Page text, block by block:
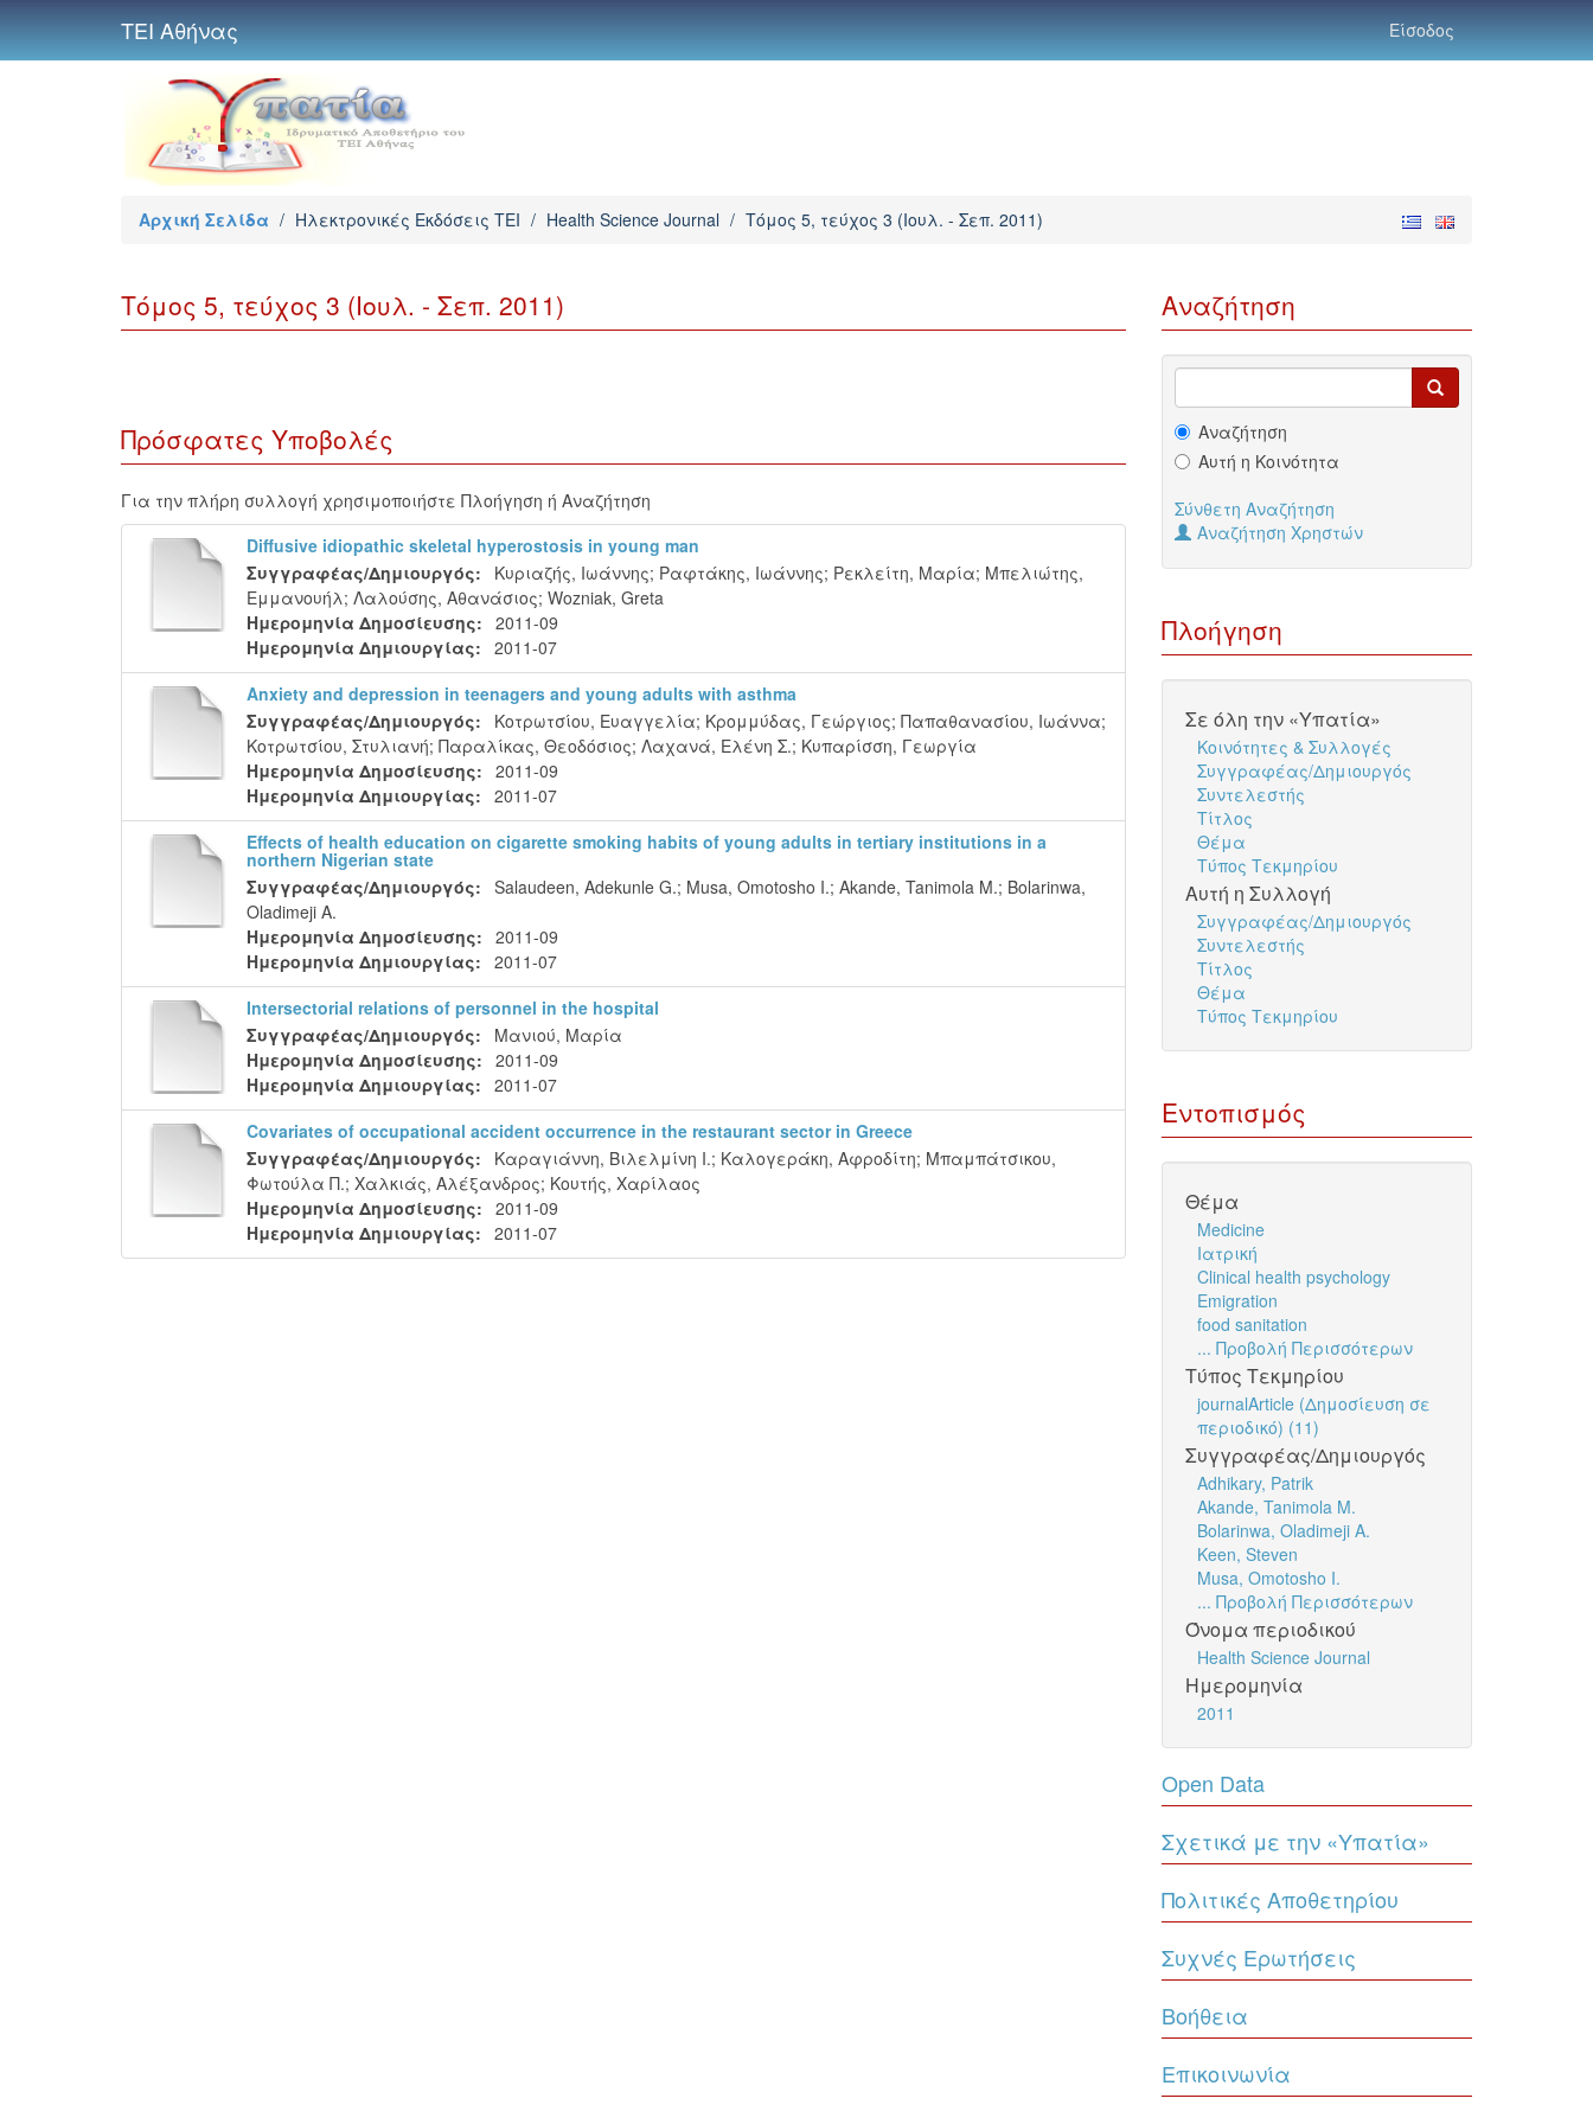
ΤΕΙ Αθήνας Είσοδος
Αρχική Σελίδα / Ηλεκτρονικές Εκδόσεις TEI / Health Science Journal / Τόμος 5, τεύχος 3 (Ιουλ. - Σεπ. 2011)
Τόμος 5, τεύχος 3 (Ιουλ. - Σεπ. 2011)
Πρόσφατες Υποβολές
Για την πλήρη συλλογή χρησιμοποιήστε Πλοήγηση ή Αναζήτηση
Diffusive idiopathic skeletal hyperostosis in young man
Συγγραφέας/Δημιουργός:
Κυριαζής, Ιωάννης; Ραφτάκης, Ιωάννης; Ρεκλείτη, Μαρία; Μπελιώτης,
Εμμανουήλ; Λαλούσης, Αθανάσιος; Wozniak, Greta
Ημερομηνία Δημοσίευσης: 2011-09
Ημερομηνία Δημιουργίας: 2011-07
Anxiety and depression in teenagers and young adults with asthma
Συγγραφέας/Δημιουργός:
Κοτρωτσίου, Ευαγγελία; Κρομμύδας, Γεώργιος; Παπαθανασίου, Ιωάννα;
Κοτρωτσίου, Στυλιανή; Παραλίκας, Θεοδόσιος; Λαχανά, Ελένη Σ.; Κυπαρίσση, Γεωργία
Ημερομηνία Δημοσίευσης: 2011-09
Ημερομηνία Δημιουργίας: 2011-07
Effects of health education on cigarette smoking habits of young adults in tertiary institutions in a
northern Nigerian state
Συγγραφέας/Δημιουργός: Salaudeen, Adekunle G.; Musa, Omotosho I.; Akande, Tanimola M.; Bolarinwa,
Oladimeji A.
Ημερομηνία Δημοσίευσης: 2011-09
Ημερομηνία Δημιουργίας: 2011-07
Ιntersectorial relations of personnel in the hospital
Συγγραφέας/Δημιουργός:
Μανιού, Μαρία
Ημερομηνία Δημοσίευσης: 2011-09
Ημερομηνία Δημιουργίας: 2011-07
Covariates of occupational accident occurrence in the restaurant sector in Greece
Συγγραφέας/Δημιουργός:
Καραγιάννη, Βιλελμίνη Ι.; Καλογεράκη, Αφροδίτη; Μπαμπάτσικου,
Φωτούλα Π.; Χαλκιάς, Αλέξανδρος; Κουτής, Χαρίλαος
Ημερομηνία Δημοσίευσης: 2011-09
Ημερομηνία Δημιουργίας: 2011-07
Αναζήτηση
Αναζήτηση
Αυτή η Κοινότητα
Σύνθετη Αναζήτηση
Αναζήτηση Χρηστών
Πλοήγηση
Σε όλη την «Υπατία»
Κοινότητες & Συλλογές
Συγγραφέας/Δημιουργός
Συντελεστής
Τίτλος
Θέμα
Τύπος Τεκμηρίου
Αυτή η Συλλογή
Συγγραφέας/Δημιουργός
Συντελεστής
Τίτλος
Θέμα
Τύπος Τεκμηρίου
Εντοπισμός
Θέμα
Medicine
Ιατρική
Clinical health psychology
Emigration
food sanitation
... Προβολή Περισσότερων
Τύπος Τεκμηρίου
journalArticle (Δημοσίευση σε
περιοδικό) (11)
Συγγραφέας/Δημιουργός
Adhikary, Patrik
Akande, Tanimola M.
Bolarinwa, Oladimeji A.
Keen, Steven
Musa, Omotosho I.
... Προβολή Περισσότερων
Όνομα περιοδικού
Health Science Journal
Ημερομηνία
2011
Open Data
Σχετικά με την «Υπατία»
Πολιτικές Αποθετηρίου
Συχνές Ερωτήσεις
Βοήθεια
Επικοινωνία